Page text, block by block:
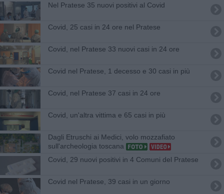
Nel Pratese 35 nuovi positivi al Covid
Covid, 25 casi in 24 ore nel Pratese
Covid, nel Pratese 33 nuovi casi in 24 ore
Covid nel Pratese, 1 decesso e 30 casi in più
Covid, nel Pratese 37 casi in 24 ore
Covid, un'altra vittima e 65 casi in più
Dagli Etruschi ai Medici, volo mozzafiato
sull'archeologia toscana
Covid, 29 nuovi positivi in 4 Comuni del Pratese
Covid nel Pratese, 39 casi in un giorno